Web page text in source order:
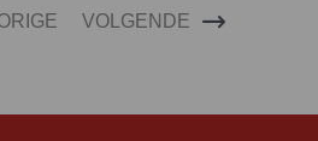
VOLGENDE